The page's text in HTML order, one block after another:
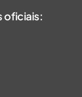
oficiais: